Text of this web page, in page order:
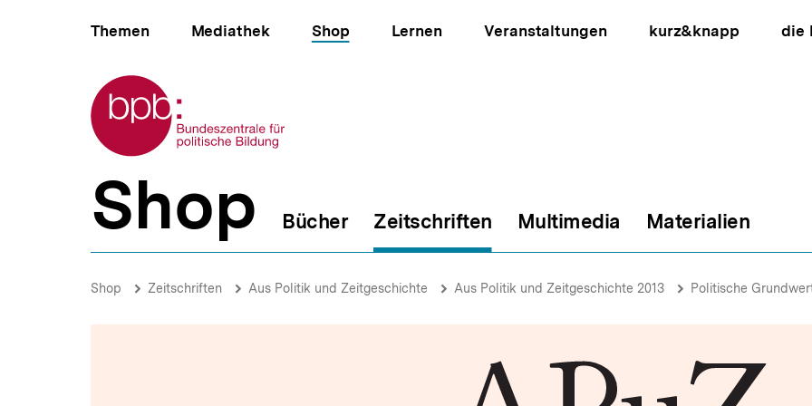
Themen Mediathek Shop Lernen Veranstaltungen kurz&knapp die
Zur Startseite der bpb
B
e
r
i
h
n
Shop Bücher Zeitschriften Multimedia Materialien
Brotkrümelnavigation
Pfadnavigation
Shop Zeitschriften Aus Politik und Zeitgeschichte Aus Politik und Zeitgeschichte 2013 Politische